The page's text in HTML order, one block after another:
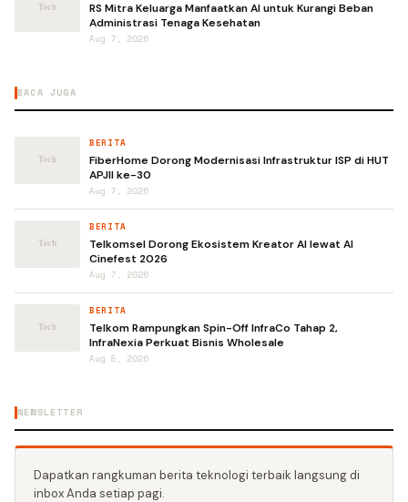
RS Mitra Keluarga Manfaatkan AI untuk Kurangi Beban
Administrasi Tenaga Kesehatan
Aug 7, 2026
BACA JUGA
BERITA
FiberHome Dorong Modernisasi Infrastruktur ISP di HUT
APJII ke-30
Aug 7, 2026
BERITA
Telkomsel Dorong Ekosistem Kreator AI lewat AI
Cinefest 2026
Aug 7, 2026
BERITA
Telkom Rampungkan Spin-Off InfraCo Tahap 2,
InfraNexia Perkuat Bisnis Wholesale
Aug 8, 2026
NEWSLETTER
Dapatkan rangkuman berita teknologi terbaik langsung di
inbox Anda setiap pagi.